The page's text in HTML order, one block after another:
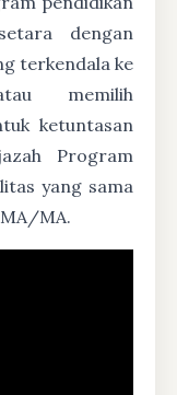
dengan
terkendala ke
memilih
ketuntasan
Program
yang sama
MA.